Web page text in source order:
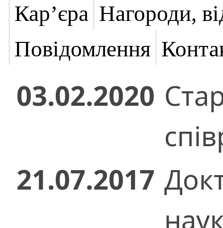
Кар’єра Нагороди,
Повідомлення
03.02.2020
21.07.2017